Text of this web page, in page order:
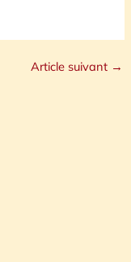
Article suivant →